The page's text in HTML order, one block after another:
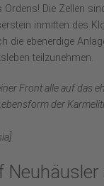
Die Zellen
inmitten des
die ebenerdige
teilzunehmen.
Front alle auf das
der